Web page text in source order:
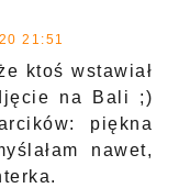
21:51
ktoś wstawiał
na Bali ;)
piękna
nawet,